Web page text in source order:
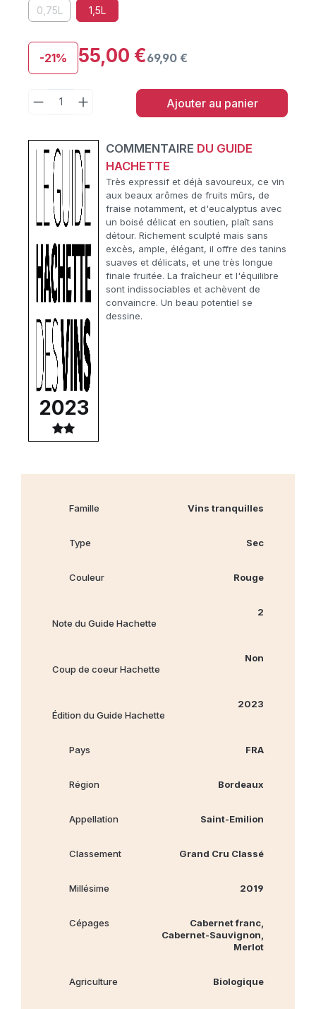
0,75L 1,5L
-21% 55,00 €69,90 €
Ajouter au panier
2023
COMMENTAIRE DU GUIDE
HACHETTE
Très expressif et déjà savoureux, ce vin
aux beaux arômes de fruits mûrs, de
fraise notamment, et d'eucalyptus avec
un boisé délicat en soutien, plaît sans
détour. Richement sculpté mais sans
excès, ample, élégant, il offre des tanins
suaves et délicats, et une très longue
finale fruitée. La fraîcheur et l'équilibre
sont indissociables et achèvent de
convaincre. Un beau potentiel se
dessine.
Famille Vins tranquilles
Type Sec
Couleur Rouge
Note du Guide Hachette
2
Coup de coeur Hachette
Non
Édition du Guide Hachette
2023
Pays FRA
Région Bordeaux
Appellation Saint-Emilion
Classement Grand Cru Classé
Millésime 2019
Cépages
Cabernet franc,
Cabernet‐Sauvignon,
Merlot
Agriculture Biologique